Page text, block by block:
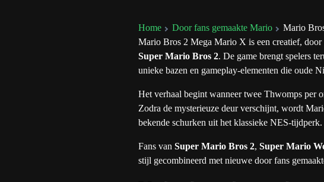
Home Door fans gemaakte Mario
Mario
Mario Bros 2 Mega Mario X is een creatief,
Super Mario Bros 2. De game brengt spelers
unieke bazen en gameplay-elementen die oude
Het verhaal begint wanneer twee Thwomps per
Zodra de mysterieuze deur verschijnt, wordt
bekende schurken uit het klassieke NES-tijdperk.
Fans vanSuper Mario Bros 2,Super Mario
stijl gecombineerd met nieuwe door fans